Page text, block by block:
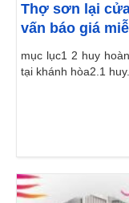
Thợ sơn lại
vấn báo giá
mục lục1 2 huy
tại khánh hòa2.1